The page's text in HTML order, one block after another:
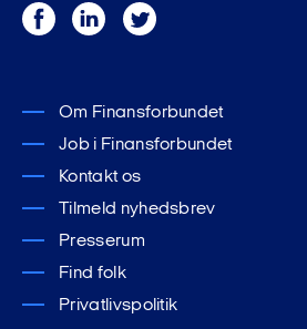
FacebookLinkedInTwitter
Om Finansforbundet
Job i Finansforbundet
Kontakt os
Tilmeld nyhedsbrev
Presserum
Find folk
Privatlivspolitik